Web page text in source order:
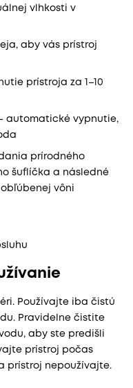
vlhkosti v
aby vás prístroj
prístroja za 1–10
automatické vypnutie,
prírodného
šuflíčka a následné
vôni
Používajte iba čistú
Pravidelne čistite
aby ste predišli
prístroj počas
prístroj nepoužívajte.